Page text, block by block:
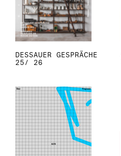
DESSAUER GESPRÄCHE
25/ 26